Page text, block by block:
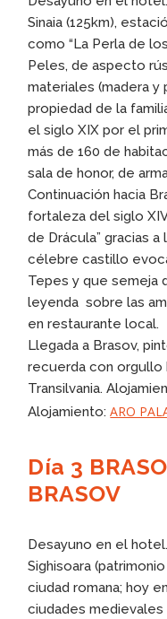
Sinaia (125km),
como “La Perla de
Peles, de aspecto
materiales (madera y
propiedad de la
el siglo XIX por el
más de 160 de
sala de honor, de
Continuación hacia
fortaleza del siglo
de Drácula” gracias
célebre castillo
Tepes y que semeja
leyenda sobre las
en restaurante local.
Llegada a Brasov,
recuerda con orgullo
Transilvania.
Alojamiento:ARO
Día 3
BRASOV
Desayuno en el
Sighisoara
ciudad romana; hoy
ciudades